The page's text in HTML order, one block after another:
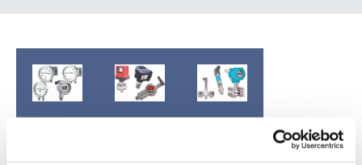
Transmetteurs